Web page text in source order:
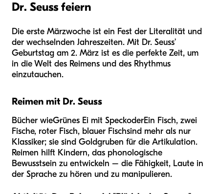
Dr. Seuss feiern
Die erste Märzwoche ist ein Fest der Literalität und
der wechselnden Jahreszeiten. Mit Dr. Seuss’
Geburtstag am 2. März ist es die perfekte Zeit, um
in die Welt des Reimens und des Rhythmus
einzutauchen.
Reimen mit Dr. Seuss
Bücher wieGrünes Ei mit SpeckoderEin Fisch, zwei
Fische, roter Fisch, blauer Fischsind mehr als nur
Klassiker; sie sind Goldgruben für die Artikulation.
Reimen hilft Kindern, das phonologische
Bewusstsein zu entwickeln – die Fähigkeit, Laute in
der Sprache zu hören und zu manipulieren.